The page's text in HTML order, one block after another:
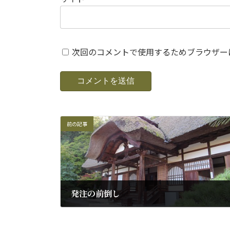
次回のコメントで使用するためブラウザ
前の記事
発注の前倒し